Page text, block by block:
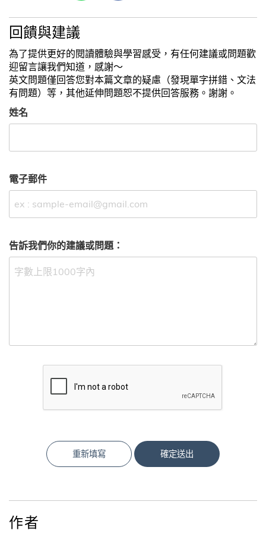
回饋與建議
為了提供更好的閱讀體驗與學習感受，有任何建議或問題歡
迎留言讓我們知道，感謝～
英文問題僅回答您對本篇文章的疑慮（發現單字拼錯、文法
有問題）等，其他延伸問題恕不提供回答服務。謝謝。
姓名
電子郵件
告訴我們你的建議或問題：
重新填寫 確定送出
作者